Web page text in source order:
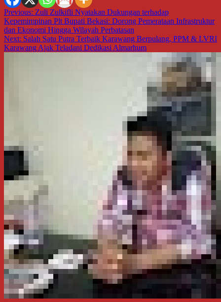
Navigasi
pos
Previous: Zuli Zulkifli Nyatakan Dukungan terhadap
Kepemimpinan Plt Bupati Bekasi: Dorong Pemerataan Infrastruktur
dan Ekonomi Hingga Wilayah Perbatasan
Next: Salah Satu Putra Terbaik Karawang Berpulang, PPM & LVRI
Karawang Ajak Teladani Dedikasi Almarhum